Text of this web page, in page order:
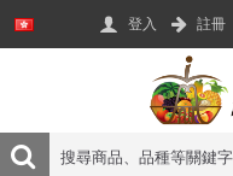
登入 註冊